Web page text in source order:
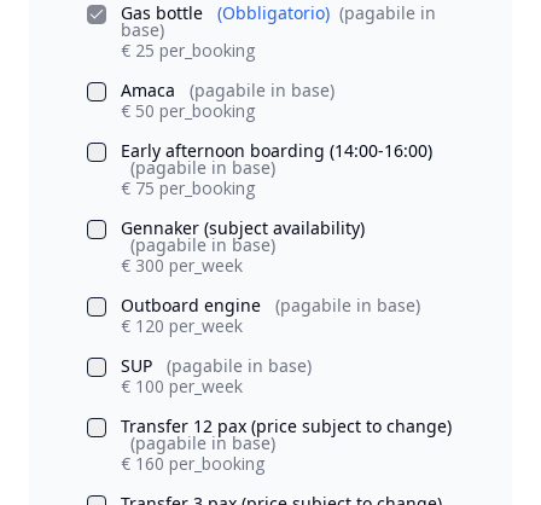
Gas bottle
(Obbligatorio) (pagabile in
base)
€ 25 per_booking
Amaca
(pagabile in base)
€ 50 per_booking
Early afternoon boarding (14:00-16:00)
(pagabile in base)
€ 75 per_booking
Gennaker (subject availability)
(pagabile in base)
€ 300 per_week
Outboard engine
(pagabile in base)
€ 120 per_week
SUP
(pagabile in base)
€ 100 per_week
Transfer 12 pax (price subject to change)
(pagabile in base)
€ 160 per_booking